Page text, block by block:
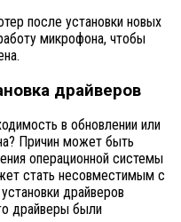
после установки новых
микрофона, чтобы
драйверов
в обновлении или
Причин может быть
операционной системы
стать несовместимым с
драйверов
драйверы были